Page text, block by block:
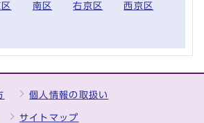
区 南区 右京区 西京区
個人情報の取扱い
サイトマップ